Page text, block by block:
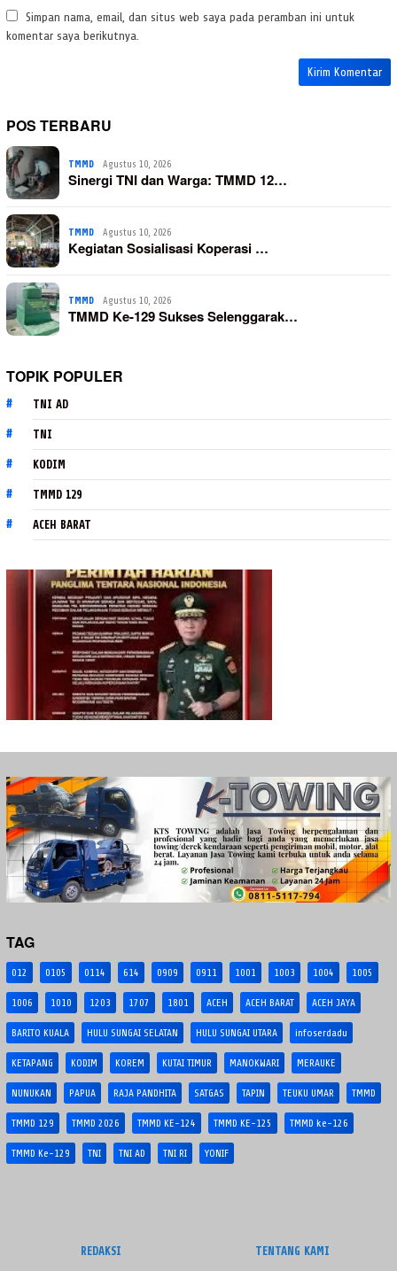
Simpan nama, email, dan situs web saya pada peramban ini untuk
komentar saya berikutnya.
POS TERBARU
TMMD Agustus 10, 2026
Sinergi TNI dan Warga: TMMD 12…
TMMD Agustus 10, 2026
Kegiatan Sosialisasi Koperasi …
TMMD Agustus 10, 2026
TMMD Ke-129 Sukses Selenggarak…
TOPIK POPULER
TNI AD
TNI
KODIM
TMMD 129
ACEH BARAT
TAG
012 0105 0114 614 0909 0911 1001 1003 1004 1005
1006 1010 1203 1707 1801 ACEH ACEH BARAT ACEH JAYA
BARITO KUALA HULU SUNGAI SELATAN HULU SUNGAI UTARA infoserdadu
KETAPANG KODIM KOREM KUTAI TIMUR MANOKWARI MERAUKE
NUNUKAN PAPUA RAJA PANDHITA SATGAS TAPIN TEUKU UMAR TMMD
TMMD 129 TMMD 2026 TMMD KE-124 TMMD KE-125 TMMD ke-126
TMMD Ke-129 TNI TNI AD TNI RI YONIF
REDAKSI
TENTANG KAMI